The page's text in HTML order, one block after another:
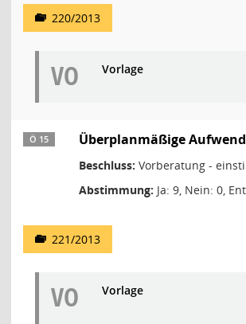
220/2013
VO Vorlage
Ö 15 Überplanmäßige
Beschluss: Vorberatung -
Abstimmung: Ja: 9, Nein: 0,
221/2013
VO Vorlage